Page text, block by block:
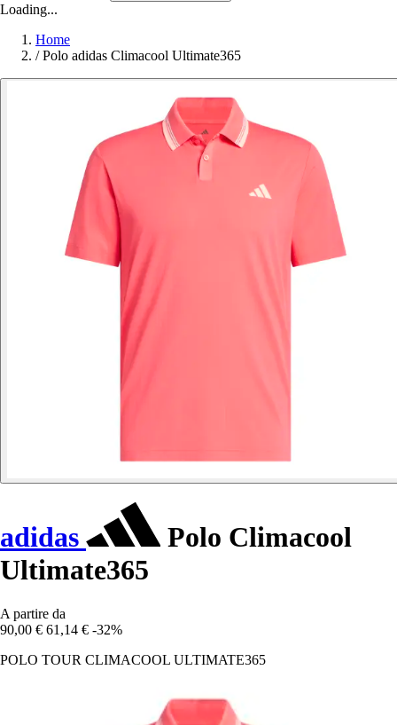
Loading...
Home
/ Polo adidas Climacool Ultimate365
adidas
Polo Climacool
Ultimate365
A partire da
90,00 € 61,14 € -32%
POLO TOUR CLIMACOOL ULTIMATE365